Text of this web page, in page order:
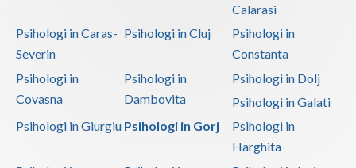
Calarasi
Psihologi in Caras-
Severin
Psihologi in Cluj
Psihologi in
Constanta
Psihologi in
Covasna
Psihologi in
Dambovita
Psihologi in Dolj
Psihologi in Galati
Psihologi in Giurgiu Psihologi in Gorj
Psihologi in
Harghita